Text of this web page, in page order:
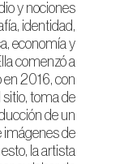
y nociones
identidad,
economía y
comenzó a
en 2016, con
sitio, toma de
de un
imágenes de
la artista